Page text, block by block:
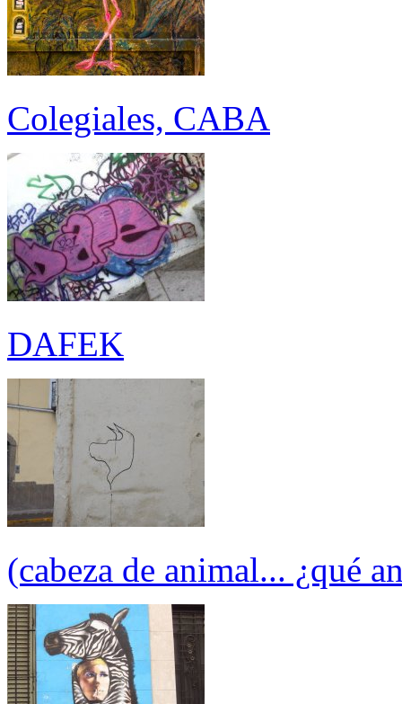
Colegiales, CABA
DAFEK
(cabeza de animal... ¿qué